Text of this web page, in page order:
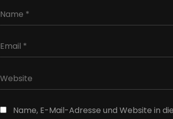
Name, E-Mail-Adresse und Website in